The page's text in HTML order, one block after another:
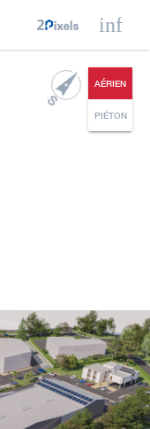
info